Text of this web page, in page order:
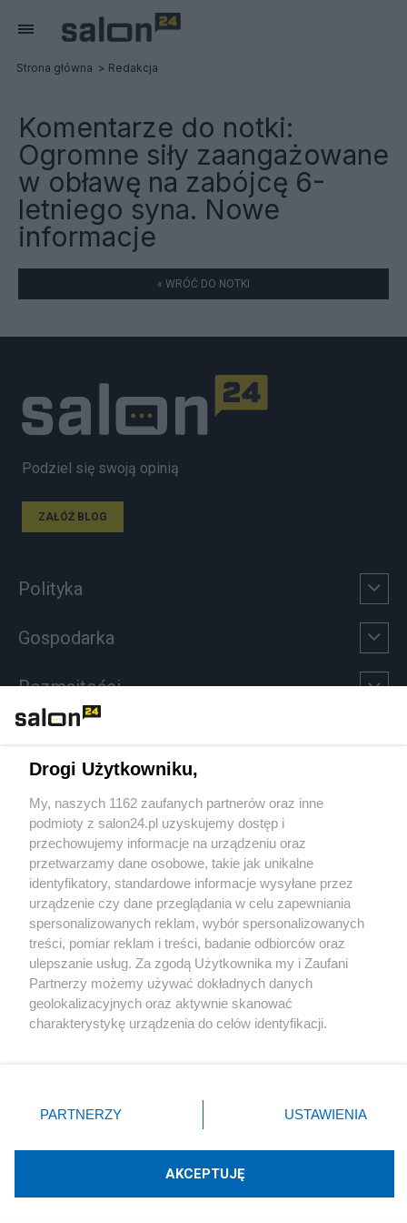
Strona główna Redakcja
Komentarze do notki:
Ogromne siły zaangażowane
w obławę na zabójcę 6-
letniego syna. Nowe
informacje
« WRÓĆ DO NOTKI
Podziel się swoją opinią
ZAŁÓŻ BLOG
Polityka
Gospodarka
Rozmaitości
Sport
Społeczeństwo
Kultura
X Facebook Instagram Youtube
Technologię dostarcza:W3media.pl
Drogi Użytkowniku,
My, naszych 1162 zaufanych partnerów oraz inne
podmioty z salon24.pl uzyskujemy dostęp i
przechowujemy informacje na urządzeniu oraz
przetwarzamy dane osobowe, takie jak unikalne
identyfikatory, standardowe informacje wysyłane przez
urządzenie czy dane przeglądania w celu zapewniania
spersonalizowanych reklam, wybór spersonalizowanych
treści, pomiar reklam i treści, badanie odbiorców oraz
ulepszanie usług. Za zgodą Użytkownika my i Zaufani
Partnerzy możemy używać dokładnych danych
geolokalizacyjnych oraz aktywnie skanować
charakterystykę urządzenia do celów identyfikacji.
zmienić/wycofać klikając przycisk ustawień prywatności
znajdujący się w lewym dolnym rogu strony
rodzaje przetwarzania danych nie wymagają zgody
użytkownika, ale masz prawo sprzeciwić się takiemu
PARTNERZY USTAWIENIA
AKCEPTUJĘ